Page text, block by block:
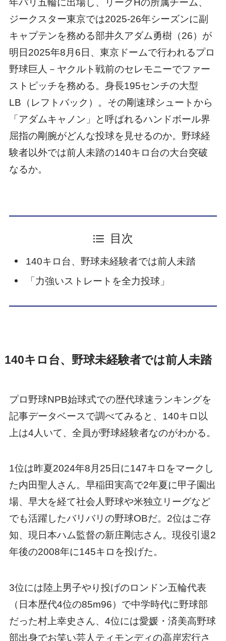
年パリ五輪に出場し、リーグHの所属チーム、
ジークスター東京では2025-26年シーズンに副
キャプテンを務める部井久アダム勇樹（26）が
明日2025年8月6日、東京ドームで行われるプロ
野球巨人－ヤクルト戦前のセレモニーでファー
ストピッチを務める。身長195センチの大型
LB（レフトバック）。その剛速球シュートから
「アダムキャノン」と呼ばれるハンドボール界
屈指の剛腕がどんな投球を見せるのか。野球経
験者以外では前人未踏の140キロ台の大台突破
なるか。
目次
140キロ台、野球未経験者では前人未踏
「力強いストレートを全力投球」
140キロ台、野球未経験者では前人未踏
プロ野球NPB始球式での歴代球速ランキングを
記事データベースで調べてみると、140キロ以
上は4人いて、全員が野球経験者なのがわかる。
1位は昨夏2024年8月25日に147キロをマークし
た内田聖人さん。早稲田実高で2年夏に甲子園出
場、早大を経て社会人野球や米独立リーグなど
でも活躍したバリバリの野球OBだ。2位はご存
知、現日本ハム監督の新庄剛志さん。現役引退2
年後の2008年に145キロを投げた。
3位には陸上男子やり投げのロンドン五輪代表
（日本歴代4位の85m96）で中学時代に野球部
だった村上幸史さん、4位には愛媛・済美高野球
部出身でお笑い芸人ティモンディの高岸宏行さ